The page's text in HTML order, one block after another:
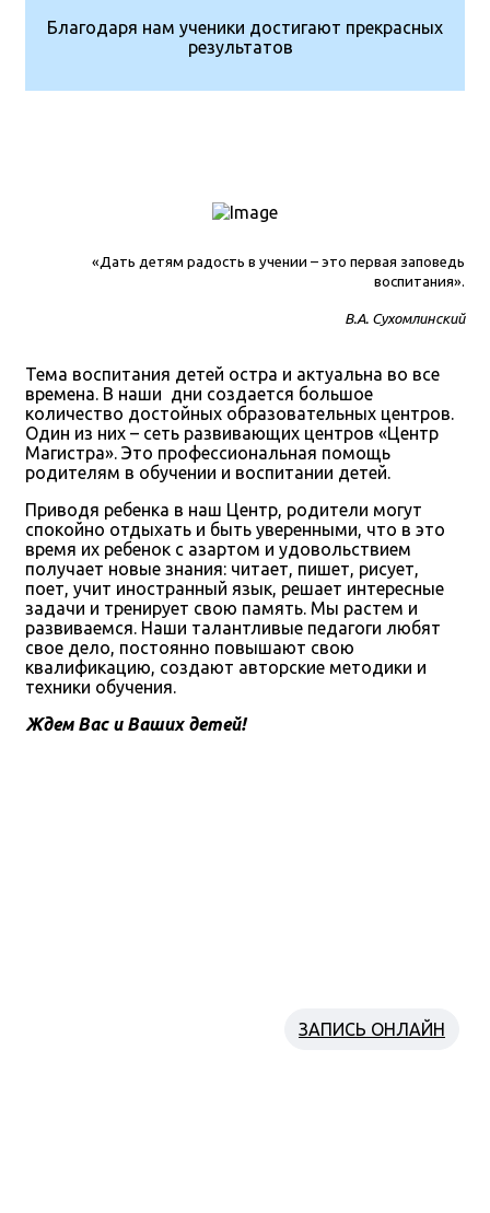
Благодаря нам ученики достигают прекрасных
результатов
«Дать детям радость в учении – это первая заповедь
воспитания».
В.А. Сухомлинский
Тема воспитания детей остра и актуальна во все
времена. В наши дни создается большое
количество достойных образовательных центров.
Один из них – сеть развивающих центров «Центр
Магистра». Это профессиональная помощь
родителям в обучении и воспитании детей.
Приводя ребенка в наш Центр, родители могут
спокойно отдыхать и быть уверенными, что в это
время их ребенок с азартом и удовольствием
получает новые знания: читает, пишет, рисует,
поет, учит иностранный язык, решает интересные
задачи и тренирует свою память. Мы растем и
развиваемся. Наши талантливые педагоги любят
свое дело, постоянно повышают свою
квалификацию, создают авторские методики и
техники обучения.
Ждем Вас и Ваших детей!
ЗАПИСЬ ОНЛАЙН